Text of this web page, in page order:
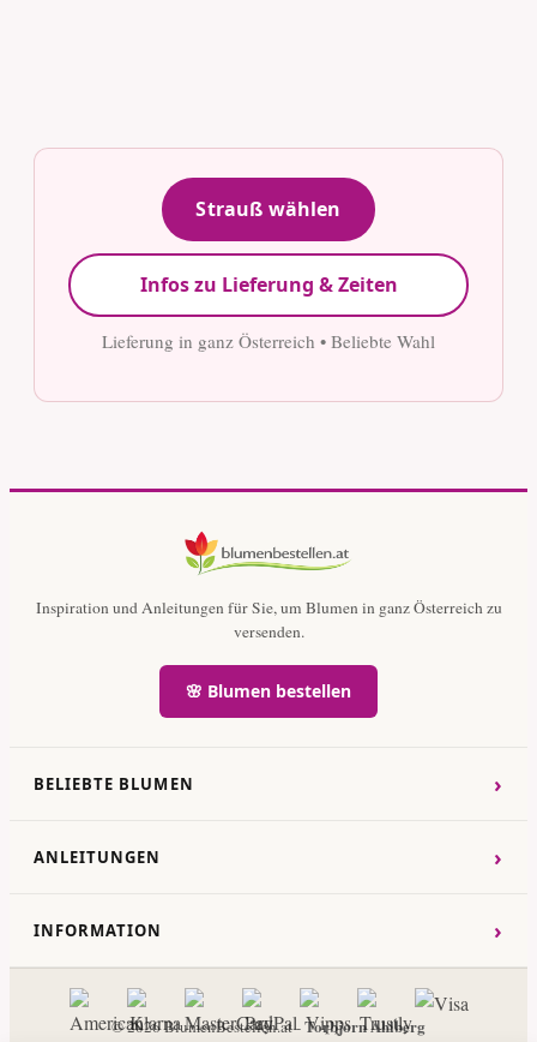
Strauß wählen
Infos zu Lieferung & Zeiten
Lieferung in ganz Österreich • Beliebte Wahl
Inspiration und Anleitungen für Sie, um Blumen in ganz Österreich zu
versenden.
🌸 Blumen bestellen
BELIEBTE BLUMEN ›
ANLEITUNGEN ›
INFORMATION ›
© 2026 BlumenBestellen.at -Torbjorn Ahlberg